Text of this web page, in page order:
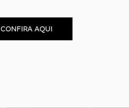
CONFIRA AQUI